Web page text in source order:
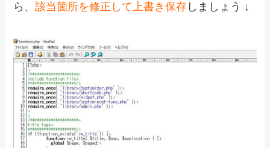
ら、該当箇所を修正して上書き保存 しましょう ↓